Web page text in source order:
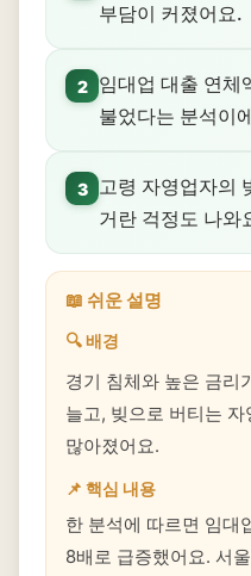
부담이 커졌어요.
2
임대업 대출 연체
불었다는 분석이
3
고령 자영업자의
거란 걱정도 나와
📖 쉬운 설명
🔍 배경
경기 침체와 높은 금리
늘고, 빚으로 버티는 자
많아졌어요.
📌 핵심 내용
한 분석에 따르면 임대
8배로 급증했어요. 서